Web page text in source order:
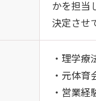
かを担当
決定させ
・理学療
・元体育
・営業経